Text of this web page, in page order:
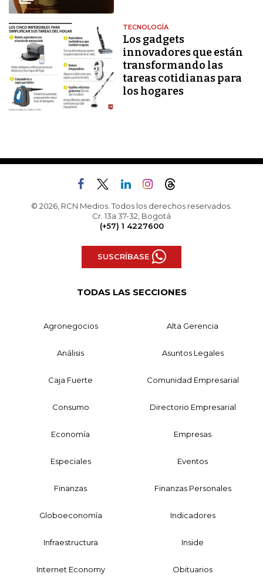
TECNOLOGÍA
Los gadgets
innovadores que están
transformando las
tareas cotidianas para
los hogares
© 2026, RCN Medios. Todos los derechos reservados.
Cr. 13a 37-32, Bogotá
(+57) 1 4227600
SUSCRÍBASE
TODAS LAS SECCIONES
Agronegocios Alta Gerencia
Análisis Asuntos Legales
Caja Fuerte Comunidad Empresarial
Consumo Directorio Empresarial
Economía Empresas
Especiales Eventos
Finanzas Finanzas Personales
Globoeconomía Indicadores
Infraestructura Inside
Internet Economy Obituarios